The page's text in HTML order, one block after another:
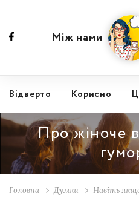
Відвертo Корисно
Між нами
Про жіноче
Головна Думки Навіть